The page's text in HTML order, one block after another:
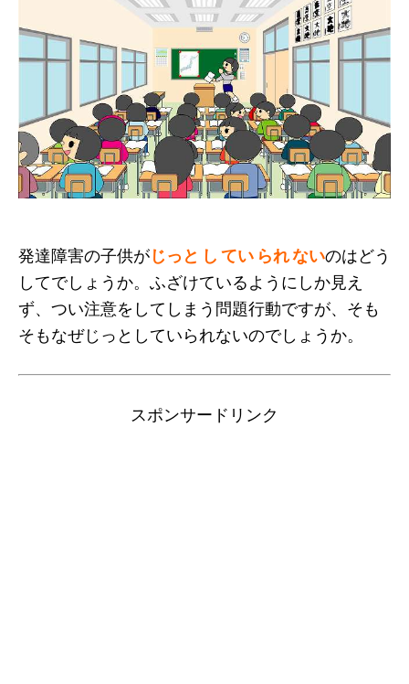
発達障害の子供がじっと し てい られ ないのはどう
してでしょうか。ふざけているようにしか見え
ず、つい注意をしてしまう問題行動ですが、そも
そもなぜじっとしていられないのでしょうか。
スポンサードリンク